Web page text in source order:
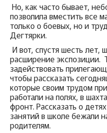
Но, как часто бывает,
позволила вместить все
только о боевых, но и
Дегтярки.
И вот, спустя шесть лет,
расширение экспозиции.
задействовать
чтобы рассказать
которые своим трудом
работали на полях, в
фронт. Рассказать о
занятий в школе бежали
родителям.